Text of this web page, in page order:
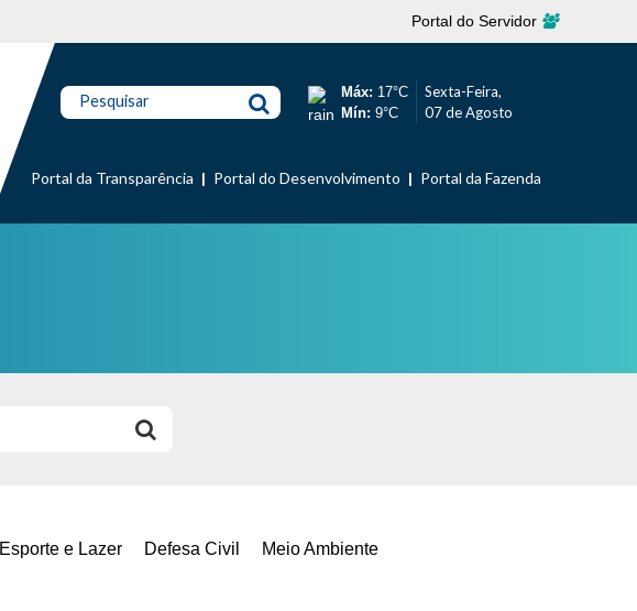
Portal do Servidor
Pesquisar Máx: 17°C
Mín: 9°C
Sexta-Feira,
07 de Agosto
Portal da Transparência Portal do Desenvolvimento Portal da Fazenda
Esporte e Lazer Defesa Civil Meio Ambiente